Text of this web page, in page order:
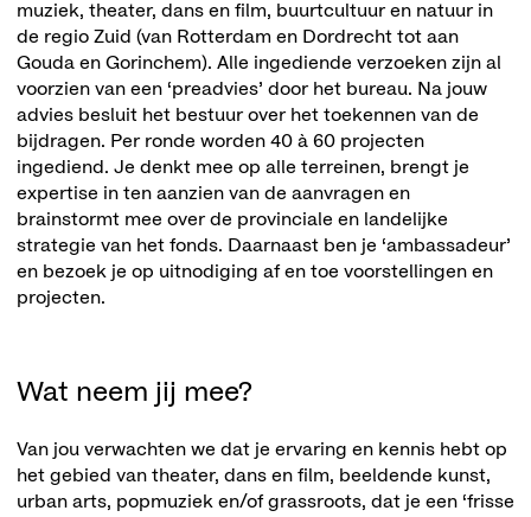
muziek, theater, dans en film, buurtcultuur en natuur in
de regio Zuid (van Rotterdam en Dordrecht tot aan
Gouda en Gorinchem). Alle ingediende verzoeken zijn al
voorzien van een ‘preadvies’ door het bureau. Na jouw
advies besluit het bestuur over het toekennen van de
bijdragen. Per ronde worden 40 à 60 projecten
ingediend. Je denkt mee op alle terreinen, brengt je
expertise in ten aanzien van de aanvragen en
brainstormt mee over de provinciale en landelijke
strategie van het fonds. Daarnaast ben je ‘ambassadeur’
en bezoek je op uitnodiging af en toe voorstellingen en
projecten.
Wat neem jij mee?
Van jou verwachten we dat je ervaring en kennis hebt op
het gebied van theater, dans en film, beeldende kunst,
urban arts, popmuziek en/of grassroots, dat je een ‘frisse